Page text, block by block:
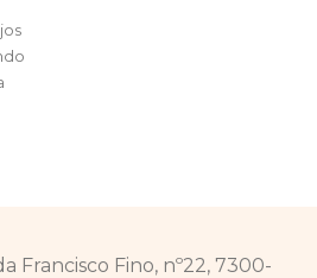
Francisco Fino, nº22, 7300-